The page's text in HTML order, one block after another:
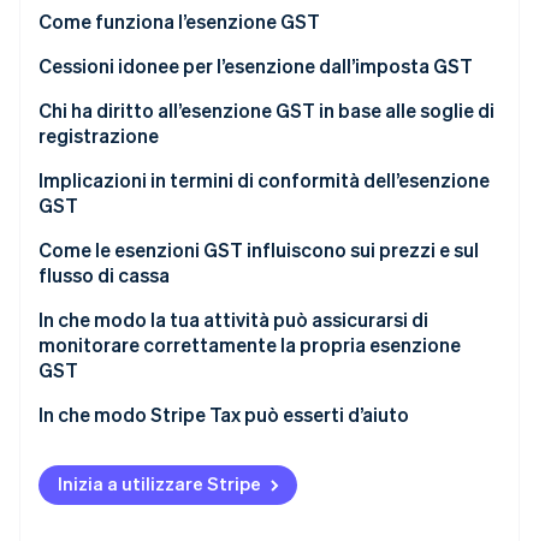
Come funziona l’esenzione GST
Cessioni esenti
Cessioni ad aliquota zero
Eccezioni per soglia di registrazione
Cessioni idonee per l’esenzione dall’imposta GST
Chi ha diritto all’esenzione GST in base alle soglie di
registrazione
Implicazioni in termini di conformità dell’esenzione
GST
Cessioni miste
Cessioni ad aliquota zero
Conservazione della documentazione
Come le esenzioni GST influiscono sui prezzi e sul
flusso di cassa
In che modo la tua attività può assicurarsi di
monitorare correttamente la propria esenzione
GST
In che modo Stripe Tax può esserti d’aiuto
Inizia a utilizzare Stripe